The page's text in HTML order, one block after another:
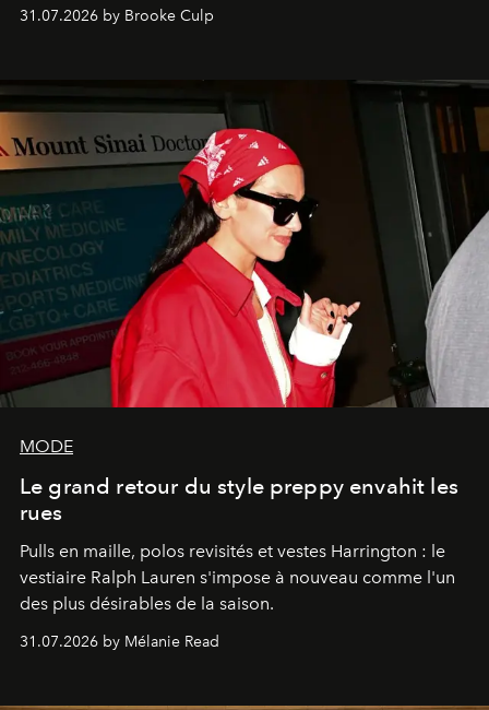
31.07.2026 by Brooke Culp
MODE
Le grand retour du style preppy envahit les
rues
Pulls en maille, polos revisités et vestes Harrington : le
vestiaire Ralph Lauren s'impose à nouveau comme l'un
des plus désirables de la saison.
31.07.2026 by Mélanie Read